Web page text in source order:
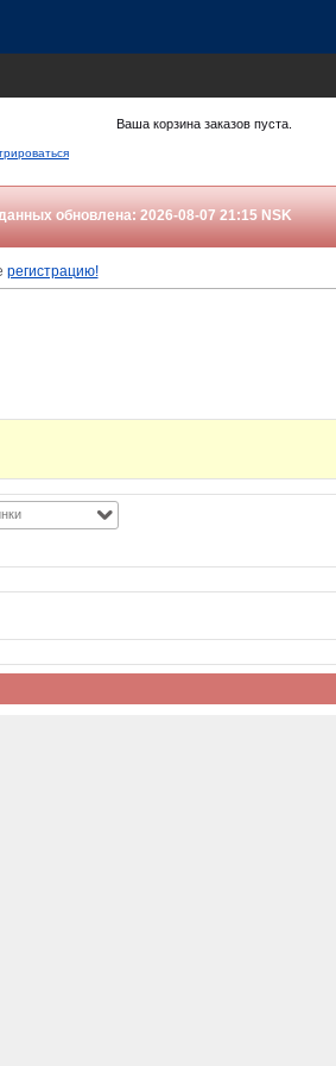
Ваша корзина заказов пуста.
обновлена: 2026-08-07 21:15 NSK
регистрацию!